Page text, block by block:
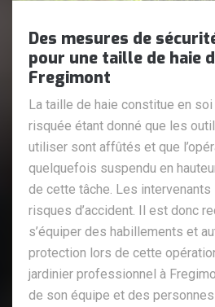
Des mesures de
pour une taille de haie
Fregimont
La taille de haie constitue en
risquée étant donné que les
utiliser sont affûtés et que
quelquefois suspendu en
de cette tâche. Les
risques d’accident. Il est donc
s’équiper des habillements et
protection lors de cette
jardinier professionnel à
de son équipe et des